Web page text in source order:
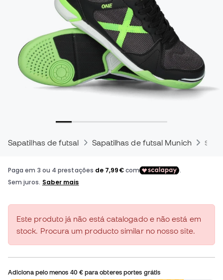
Sapatilhas de futsal Sapatilhas de futsal Munich
Este produto já não está catalogado e não está em
stock. Procura um producto similar no nosso site.
Adiciona pelo menos 40 €para obteres portes grátis